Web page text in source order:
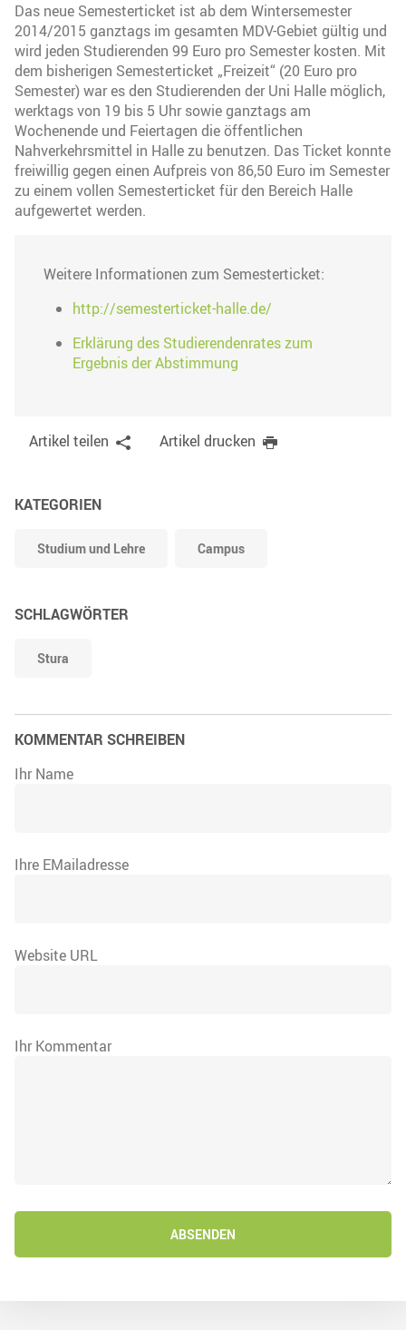
Das neue Semesterticket ist ab dem Wintersemester
2014/2015 ganztags im gesamten MDV-Gebiet gültig und
wird jeden Studierenden 99 Euro pro Semester kosten. Mit
dem bisherigen Semesterticket „Freizeit“ (20 Euro pro
Semester) war es den Studierenden der Uni Halle möglich,
werktags von 19 bis 5 Uhr sowie ganztags am
Wochenende und Feiertagen die öffentlichen
Nahverkehrsmittel in Halle zu benutzen. Das Ticket konnte
freiwillig gegen einen Aufpreis von 86,50 Euro im Semester
zu einem vollen Semesterticket für den Bereich Halle
aufgewertet werden.
Weitere Informationen zum Semesterticket:
http://semesterticket-halle.de/
Erklärung des Studierendenrates zum
Ergebnis der Abstimmung
Artikel teilen Artikel drucken
KATEGORIEN
Studium und Lehre Campus
SCHLAGWÖRTER
Stura
KOMMENTAR SCHREIBEN
Ihr Name
Ihre EMailadresse
Website URL
Ihr Kommentar
ABSENDEN